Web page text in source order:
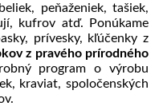
peňaženiek, tašiek,
kufrov atď. Ponúkame
prívesky, kľúčenky z
z pravého prírodného
program o výrobu
kraviat, spoločenských